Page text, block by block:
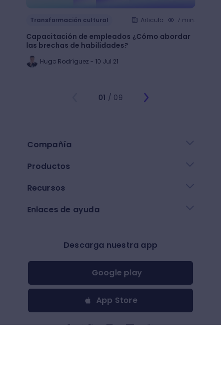
Transformación cultural Articulo 7 min.
Capacitación de empleados ¿Cómo abordar
las brechas de habilidades?
Hugo Rodríguez - 10 Jul 21
01 / 09
Compañía
Productos
Recursos
Enlaces de ayuda
Descarga nuestra app
Google play
App Store